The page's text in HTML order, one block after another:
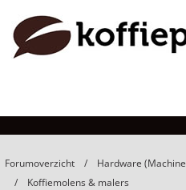
Koffiemolens &
Forumoverzicht
Hardware
Koffiemolens & malers